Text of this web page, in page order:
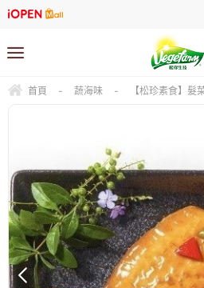
首頁 - 蔬海味 - 【松珍素食】髮